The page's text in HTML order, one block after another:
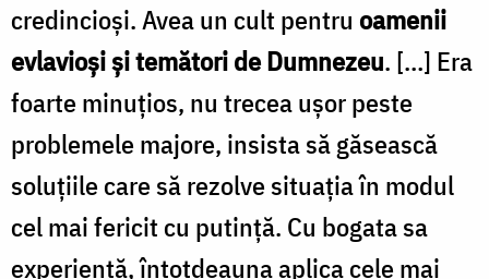
credincioşi. Avea un cult pentru oamenii
evlavioşi şi temători de Dumnezeu. […] Era
foarte minuţios, nu trecea uşor peste
problemele majore, insista să găsească
soluţiile care să rezolve situaţia în modul
cel mai fericit cu putinţă. Cu bogata sa
experienţă, întotdeauna aplica cele mai